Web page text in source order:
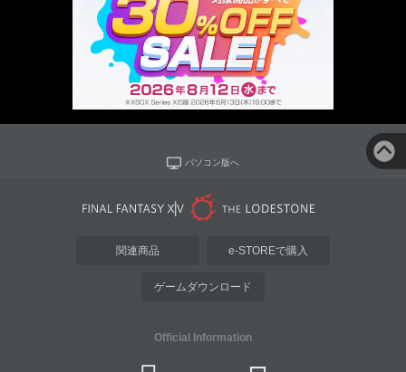
パソコン版へ
関連商品 e-STOREで購入
ゲームダウンロード
Official Information